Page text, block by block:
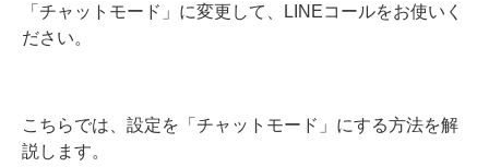
「チャットモード」に変更して、LINEコールをお使いく
ださい。
こちらでは、設定を「チャットモード」にする方法を解
説します。